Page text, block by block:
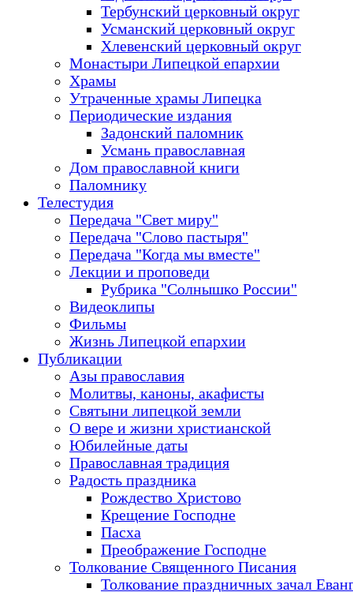
Тербунский церковный округ
Усманский церковный округ
Хлевенский церковный округ
Монастыри Липецкой епархии
Храмы
Утраченные храмы Липецка
Периодические издания
Задонский паломник
Усмань православная
Дом православной книги
Паломнику
Телестудия
Передача "Свет миру"
Передача "Слово пастыря"
Передача "Когда мы вместе"
Лекции и проповеди
Рубрика "Солнышко России"
Видеоклипы
Фильмы
Жизнь Липецкой епархии
Публикации
Азы православия
Молитвы, каноны, акафисты
Святыни липецкой земли
О вере и жизни христианской
Юбилейные даты
Православная традиция
Радость праздника
Рождество Христово
Крещение Господне
Пасха
Преображение Господне
Толкование Священного Писания
Толкование праздничных зачал